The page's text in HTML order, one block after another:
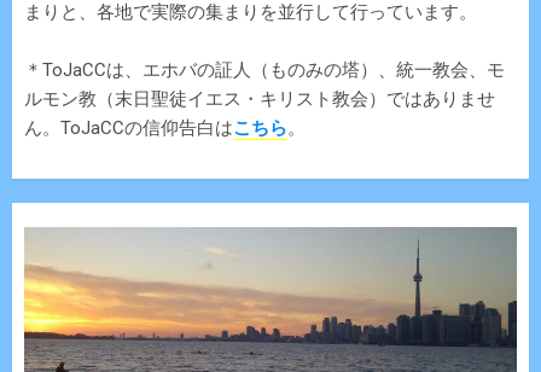
まりと、各地で実際の集まりを並行して行っています。
＊ToJaCCは、エホバの証人（ものみの塔）、統一教会、モ
ルモン教（末日聖徒イエス・キリスト教会）ではありませ
ん。ToJaCCの信仰告白はこちら。